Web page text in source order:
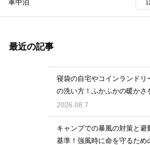
車中泊
最近の記事
寝袋の自宅やコインランドリ
の洗い方！ふかふかの暖かさ
活させる
2026.08.7
キャンプでの暴風の対策と避
基準！強風時に命を守るため